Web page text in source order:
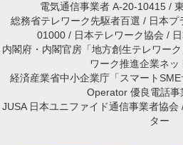
電気通信事業者 A-20-10415 /
総務省テレワーク先駆者百選 / 日本プ
01000 / 日本テレワーク協会 /
内閣府・内閣官房「地方創生テレワー
ワーク推進企業ネッ
経済産業省中小企業庁「スマート
Operator 優良電話事
JUSA 日本ユニファイド通信事業者協
ター